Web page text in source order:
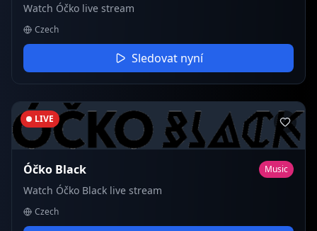
Watch Óčko live stream
Czech
Sledovat nyní
LIVE
Óčko Black Music
Watch Óčko Black live stream
Czech